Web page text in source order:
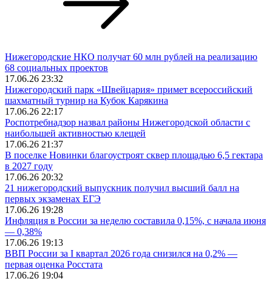
Нижегородские НКО получат 60 млн рублей на реализацию
68 социальных проектов
17.06.26 23:32
Нижегородский парк «Швейцария» примет всероссийский
шахматный турнир на Кубок Карякина
17.06.26 22:17
Роспотребнадзор назвал районы Нижегородской области с
наибольшей активностью клещей
17.06.26 21:37
В поселке Новинки благоустроят сквер площадью 6,5 гектара
в 2027 году
17.06.26 20:32
21 нижегородский выпускник получил высший балл на
первых экзаменах ЕГЭ
17.06.26 19:28
Инфляция в России за неделю составила 0,15%, с начала июня
— 0,38%
17.06.26 19:13
ВВП России за I квартал 2026 года снизился на 0,2% —
первая оценка Росстата
17.06.26 19:04